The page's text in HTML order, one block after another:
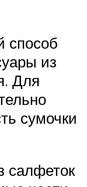
способ
из
Для
сумочки
салфеток